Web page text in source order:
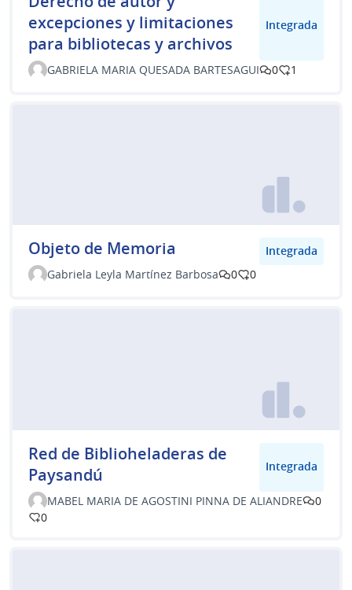
excepciones y limitaciones
para bibliotecas y archivos
Integrada
GABRIELA MARIA QUESADA BARTESAGUI 0 1
Objeto de Memoria
Integrada
Gabriela Leyla Martínez Barbosa
0 0
Red de Biblioheladeras de
Paysandú
Integrada
MABEL MARIA DE AGOSTINI PINNA DE ALIANDRE
0
0